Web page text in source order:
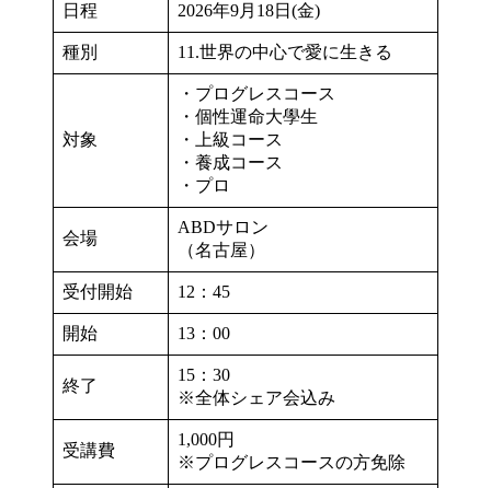
日程 2026年9月18日(金)
種別 11.世界の中心で愛に生きる
対象
・プログレスコース
・個性運命大學生
・上級コース
・養成コース
・プロ
会場
ABDサロン
（名古屋）
受付開始 12：45
開始 13：00
終了
15：30
※全体シェア会込み
受講費
1,000円
※プログレスコースの方免除